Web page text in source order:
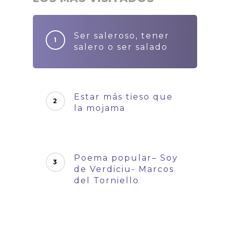
Ser saleroso, tener
salero o ser salado
Estar más tieso que
la mojama
Poema popular– Soy
de Verdiciu- Marcos
del Torniello